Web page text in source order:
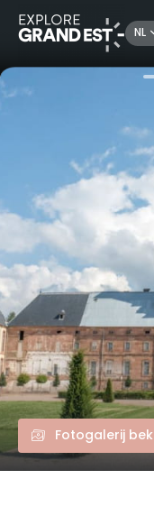
NL
Kijk je ogen uit in de
Fotogalerij